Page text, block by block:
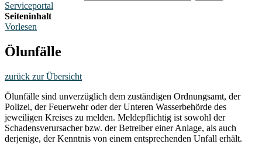
Serviceportal
Seiteninhalt
Vorlesen
Ölunfälle
zurück zur Übersicht
Ölunfälle sind unverzüglich dem zuständigen Ordnungsamt, der
Polizei, der Feuerwehr oder der Unteren Wasserbehörde des
jeweiligen Kreises zu melden. Meldepflichtig ist sowohl der
Schadensverursacher bzw. der Betreiber einer Anlage, als auch
derjenige, der Kenntnis von einem entsprechenden Unfall erhält.